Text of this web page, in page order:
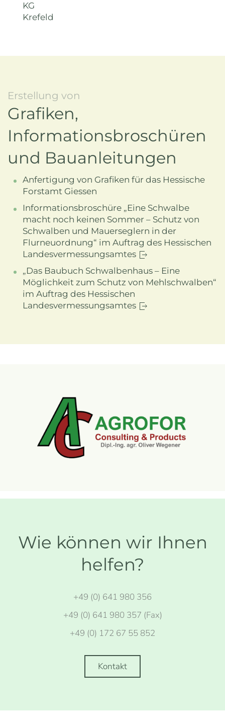
KG
Krefeld
Erstellung von
Grafiken,
Informationsbroschüren
und Bauanleitungen
Anfertigung von Grafiken für das Hessische
Forstamt Giessen
Informationsbroschüre „Eine Schwalbe
macht noch keinen Sommer – Schutz von
Schwalben und Mauerseglern in der
Flurneuordnung“ im Auftrag des Hessischen
Landesvermessungsamtes
„Das Baubuch Schwalbenhaus – Eine
Möglichkeit zum Schutz von Mehlschwalben“
im Auftrag des Hessischen
Landesvermessungsamtes
Wie können wir Ihnen
helfen?
+49 (0) 641 980 356
+49 (0) 641 980 357 (Fax)
+49 (0) 172 67 55 852
Kontakt